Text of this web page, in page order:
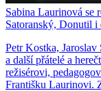
Sabina Laurinová se
Satoranský, Donutil i
Petr Kostka,
a další přátelé a
režisérovi,
Františku Laurinovi.